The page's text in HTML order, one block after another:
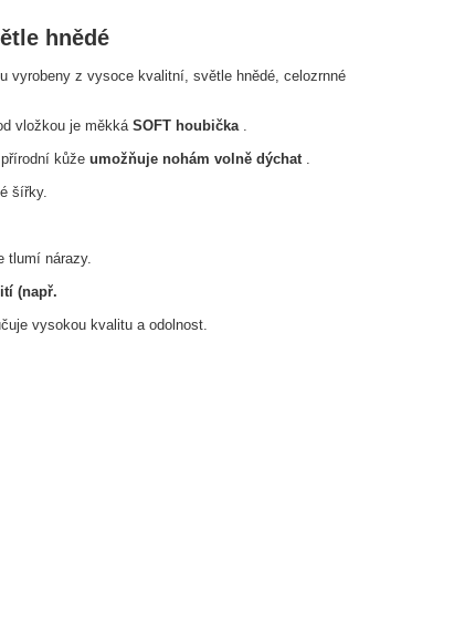
hnědé
vyrobeny z vysoce kvalitní, světle hnědé, celozrnné
vložkou je měkká SOFT houbička.
kůže umožňuje nohám volně dýchat.
šířky.
tlumí nárazy.
(např.
vysokou kvalitu a odolnost.